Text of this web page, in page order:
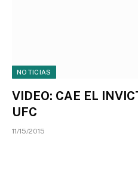
NOTICIAS
VIDEO: CAE EL
UFC
11/15/2015